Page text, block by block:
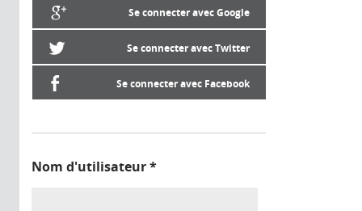
Se connecter avec Google
Se connecter avec Twitter
Se connecter avec Facebook
Nom d'utilisateur*